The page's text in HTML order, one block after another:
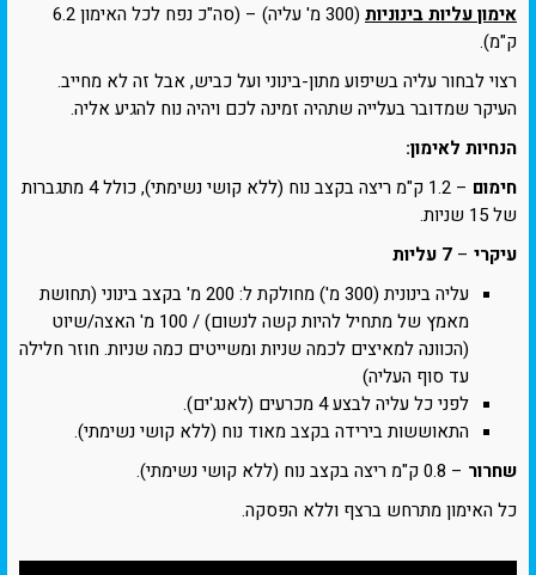
אימון עליות בינוניות
(300 מ' עליה) – (סה"כ נפח לכל האימון 6.2
ק"מ).
רצוי לבחור עליה בשיפוע מתון-בינוני ועל כביש, אבל זה לא מחייב.
העיקר שמדובר בעלייה שתהיה זמינה לכם ויהיה נוח להגיע אליה.
הנחיות לאימון:
חימום
– 1.2 ק"מ ריצה בקצב נוח (ללא קושי נשימתי), כולל 4 מתגברות
של 15 שניות.
עיקרי – 7 עליות
עליה בינונית (300 מ') מחולקת ל: 200 מ' בקצב בינוני (תחושת
מאמץ של מתחיל להיות קשה לנשום) / 100 מ' האצה/שיוט
(הכוונה למאיצים לכמה שניות ומשייטים כמה שניות. חוזר חלילה
עד סוף העליה)
לפני כל עליה לבצע 4 מכרעים (לאנג'ים).
התאוששות בירידה בקצב מאוד נוח (ללא קושי נשימתי).
שחרור – 0.8 ק"מ ריצה בקצב נוח (ללא קושי נשימתי).
כל האימון מתרחש ברצף וללא הפסקה.